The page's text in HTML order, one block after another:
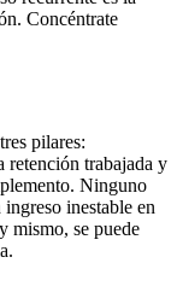
Concéntrate
pilares:
retención trabajada y
Ninguno
inestable en
mismo, se puede